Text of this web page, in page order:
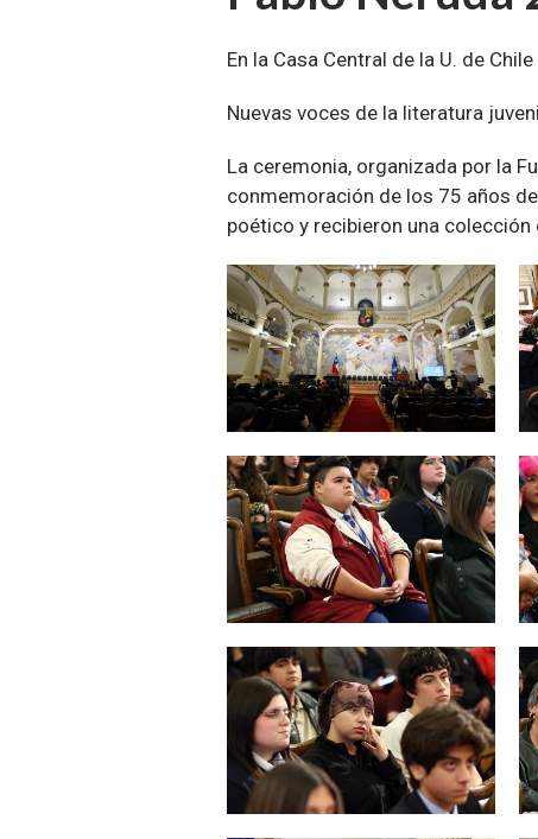
En la Casa Central de la U. de Chile
Nuevas voces de la literatura
La ceremonia, organizada por la
conmemoración de los 75 años
poético y recibieron una
Zoom
Zoom
Zoom